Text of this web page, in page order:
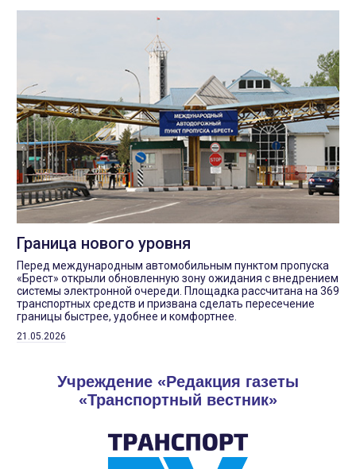
Граница нового уровня
Перед международным автомобильным пунктом пропуска
«Брест» открыли обновленную зону ожидания с внедрением
системы электронной очереди. Площадка рассчитана на 369
транспортных средств и призвана сделать пересечение
границы быстрее, удобнее и комфортнее.
21.05.2026
Учреждение «Редакция газеты
«Транспортный вестник»